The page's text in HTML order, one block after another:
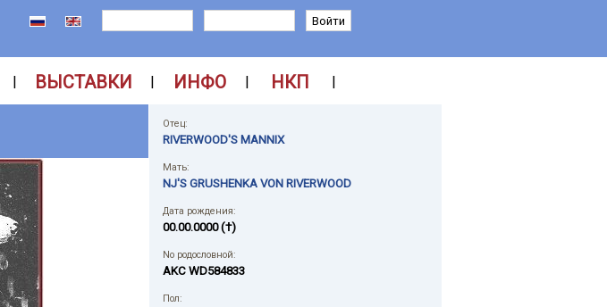
| ВЫСТАВКИ | ИНФО | НКП |
Отец:
RIVERWOOD'S MANNIX
Мать:
NJ'S GRUSHENKA VON RIVERWOOD
Дата рождения:
00.00.0000 (†)
No родословной:
AKC WD584833
Пол: